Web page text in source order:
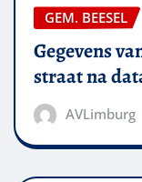
GEM. BEESEL
Gegevens
straat na
AVLimburg